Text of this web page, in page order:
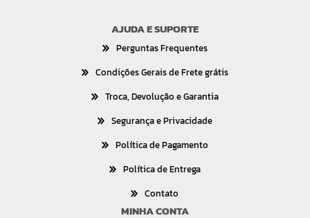
AJUDA E SUPORTE
Perguntas Frequentes
Condições Gerais de Frete grátis
Troca, Devolução e Garantia
Segurança e Privacidade
Política de Pagamento
Política de Entrega
Contato
MINHA CONTA